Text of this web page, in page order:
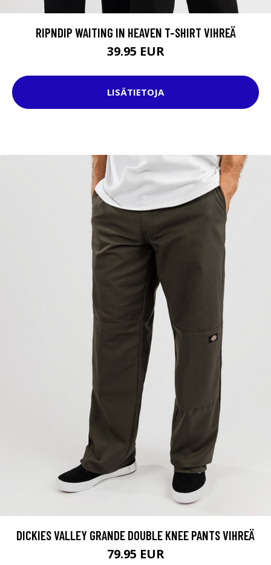
RIPNDIP WAITING IN HEAVEN T-SHIRT VIHREÄ
39.95 EUR
LISÄTIETOJA
DICKIES VALLEY GRANDE DOUBLE KNEE PANTS VIHREÄ
79.95 EUR